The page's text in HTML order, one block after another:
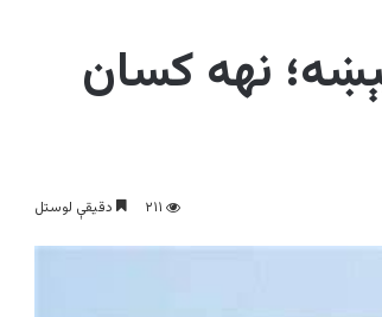
نهه کسان
۲۱۱ دقیقې لوستل